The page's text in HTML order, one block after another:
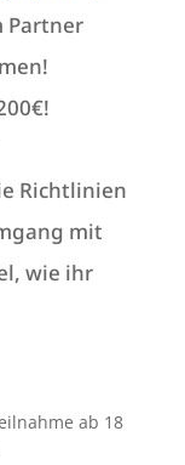
Partner
Richtlinien
mit
wie ihr
ab 18